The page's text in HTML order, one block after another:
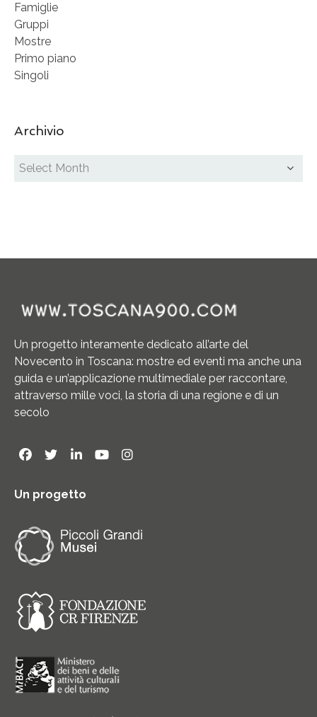
Famiglie
Gruppi
Mostre
Primo piano
Singoli
Archivio
Un progetto interamente dedicato all’arte del
Novecento in Toscana: mostre ed eventi ma anche una
guida e un’applicazione multimediale per raccontare,
attraverso mille voci, la storia di una regione e di un
secolo
Un progetto